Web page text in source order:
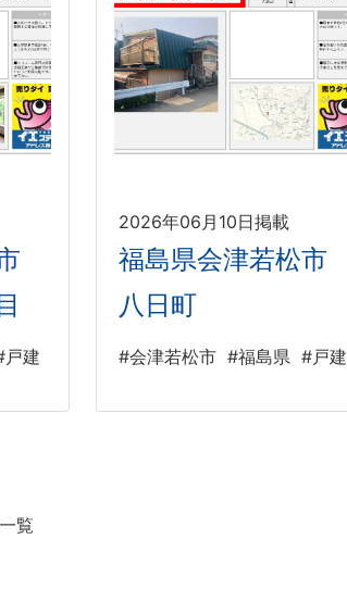
戸建
2026年06月10日掲載
福島県会津若松市
八日町
#会津若松市 #福島県 #戸建
覧